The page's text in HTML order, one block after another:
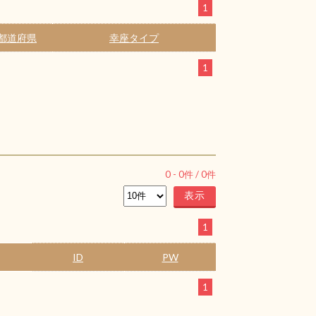
1
道府県 幸座タイプ
1
0 - 0件 /0件
1
ID PW
1